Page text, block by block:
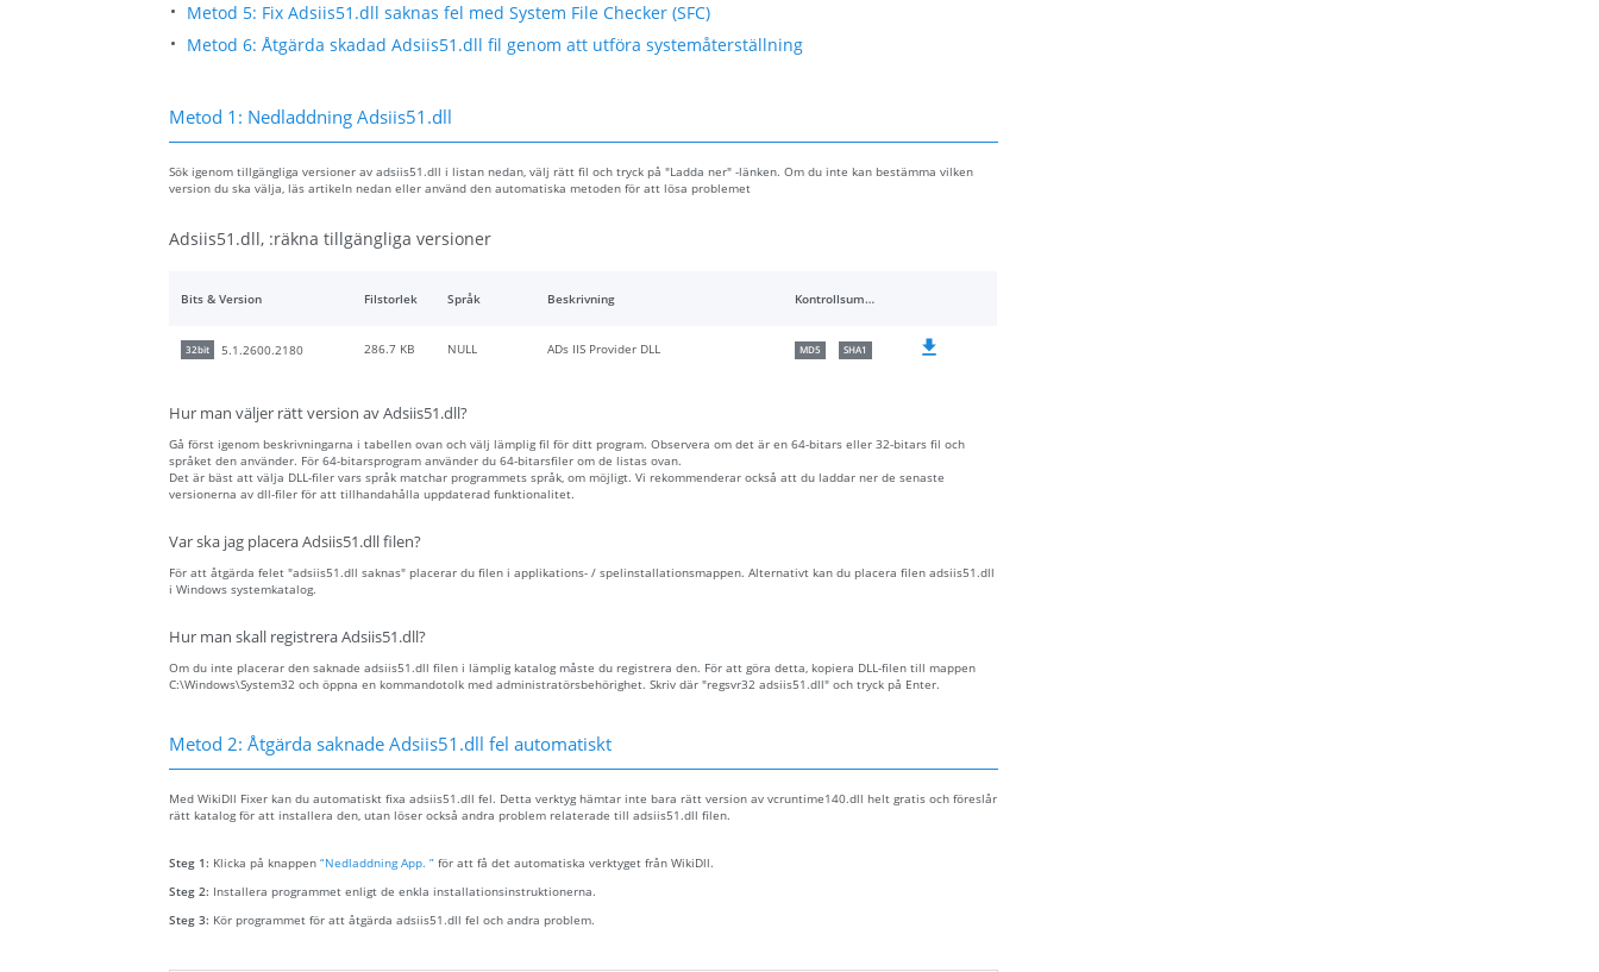
Metod 5: Fix Adsiis51.dll saknas fel med System File Checker (SFC)
Metod 6: Åtgärda skadad Adsiis51.dll fil genom att utföra systemåterställning
Metod 1: Nedladdning Adsiis51.dll
Sök igenom tillgängliga versioner av adsiis51.dll i listan nedan, välj rätt fil och tryck på "Ladda ner" -länken. Om du inte kan bestämma vilken
version du ska välja, läs artikeln nedan eller använd den automatiska metoden för att lösa problemet
Adsiis51.dll, :räkna tillgängliga versioner
Bits & Version Filstorlek Språk Beskrivning Kontrollsummor
32bit 5.1.2600.2180 286.7 KB NULL ADs IIS Provider DLL MD5 SHA1
Hur man väljer rätt version av Adsiis51.dll?
Gå först igenom beskrivningarna i tabellen ovan och välj lämplig fil för ditt program. Observera om det är en 64-bitars eller 32-bitars fil och
språket den använder. För 64-bitarsprogram använder du 64-bitarsfiler om de listas ovan.
Det är bäst att välja DLL-filer vars språk matchar programmets språk, om möjligt. Vi rekommenderar också att du laddar ner de senaste
versionerna av dll-filer för att tillhandahålla uppdaterad funktionalitet.
Var ska jag placera Adsiis51.dll filen?
För att åtgärda felet "adsiis51.dll saknas" placerar du filen i applikations- / spelinstallationsmappen. Alternativt kan du placera filen adsiis51.dll
i Windows systemkatalog.
Hur man skall registrera Adsiis51.dll?
Om du inte placerar den saknade adsiis51.dll filen i lämplig katalog måste du registrera den. För att göra detta, kopiera DLL-filen till mappen
C:\Windows\System32 och öppna en kommandotolk med administratörsbehörighet. Skriv där "regsvr32 adsiis51.dll" och tryck på Enter.
Metod 2: Åtgärda saknade Adsiis51.dll fel automatiskt
Med WikiDll Fixer kan du automatiskt fixa adsiis51.dll fel. Detta verktyg hämtar inte bara rätt version av vcruntime140.dll helt gratis och föreslår
rätt katalog för att installera den, utan löser också andra problem relaterade till adsiis51.dll filen.
Steg 1: Klicka på knappen “Nedladdning App. ” för att få det automatiska verktyget från WikiDll.
Steg 2: Installera programmet enligt de enkla installationsinstruktionerna.
Steg 3: Kör programmet för att åtgärda adsiis51.dll fel och andra problem.